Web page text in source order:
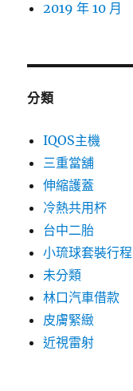
2019 年 10 月
分類
IQOS主機
三重當舖
伸縮護蓋
冷熱共用杯
台中二胎
小琉球套裝行程
未分類
林口汽車借款
皮膚緊緻
近視雷射